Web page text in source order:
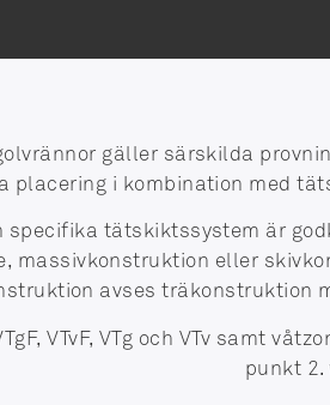
gäller särskilda
placering i kombination med
specifika tätskiktssystem är
massivkonstruktion eller
avses träkonstruktion
VTvF, VTg och VTv samt
punkt 2.